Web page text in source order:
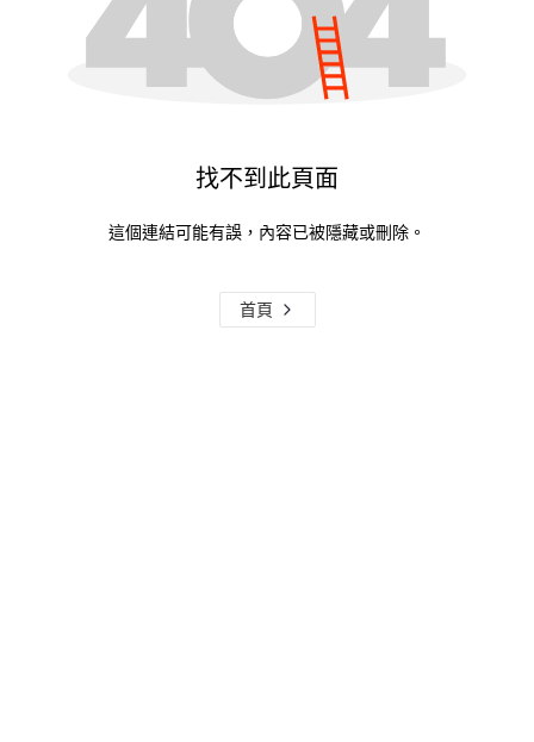
找不到此頁面
這個連結可能有誤，內容已被隱藏或刪除。
首頁